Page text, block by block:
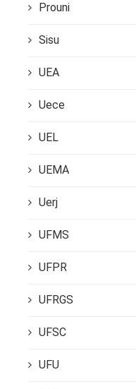
Prouni
Sisu
UEA
Uece
UEL
UEMA
Uerj
UFMS
UFPR
UFRGS
UFSC
UFU